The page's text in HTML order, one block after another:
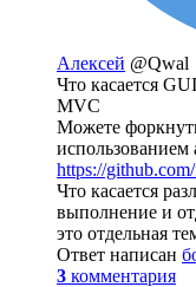
Алексей @Qwal
Что касается
MVC
Можете
использованием
https://
Что касается
выполнение и
это отдельная
Ответ написан
3 комментария